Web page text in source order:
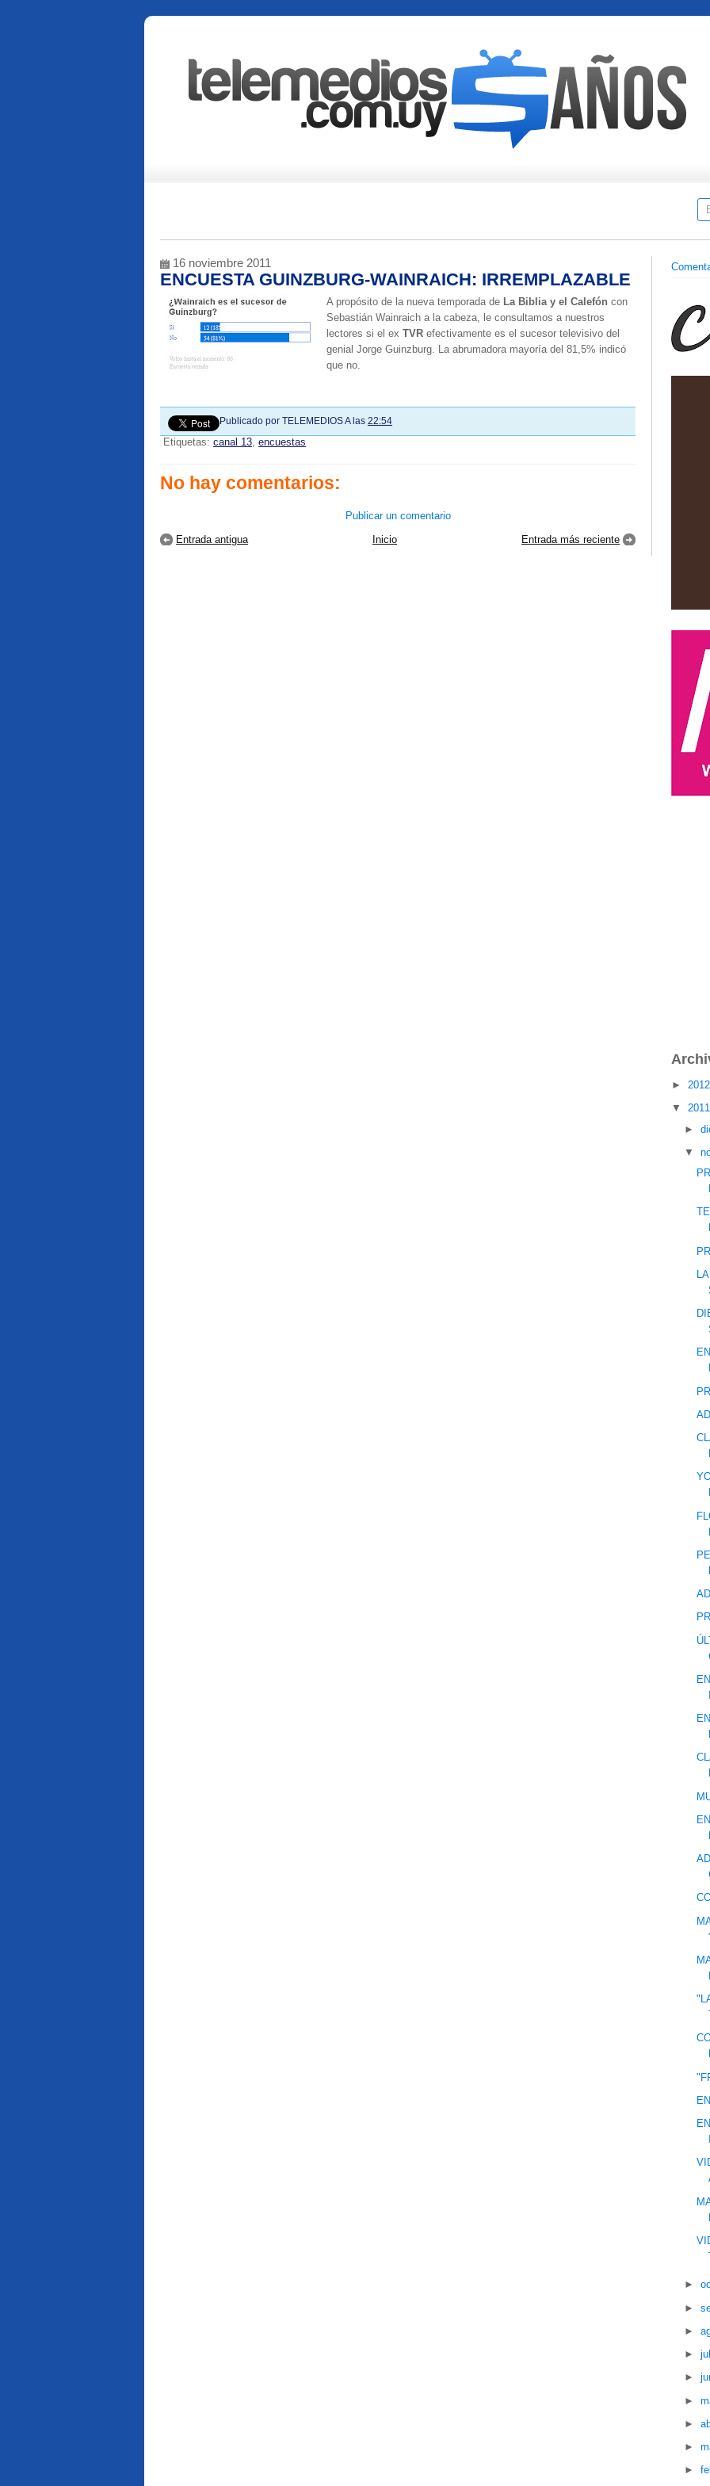
16 noviembre 2011
ENCUESTA GUINZBURG-WAINRAICH: IRREMPLAZABLE
A propósito de la nueva temporada de La Biblia y el Calefón con
Sebastián Wainraich a la cabeza, le consultamos a nuestros
lectores si el ex TVR efectivamente es el sucesor televisivo del
genial Jorge Guinzburg. La abrumadora mayoría del 81,5% indicó
que no.
Publicado por TELEMEDIOSA las 22:54
Etiquetas: canal 13, encuestas
No hay comentarios:
Publicar un comentario
Entrada más reciente
Entrada antigua Inicio
►
▼
►
▼
►
►
►
►
►
►
►
►
►